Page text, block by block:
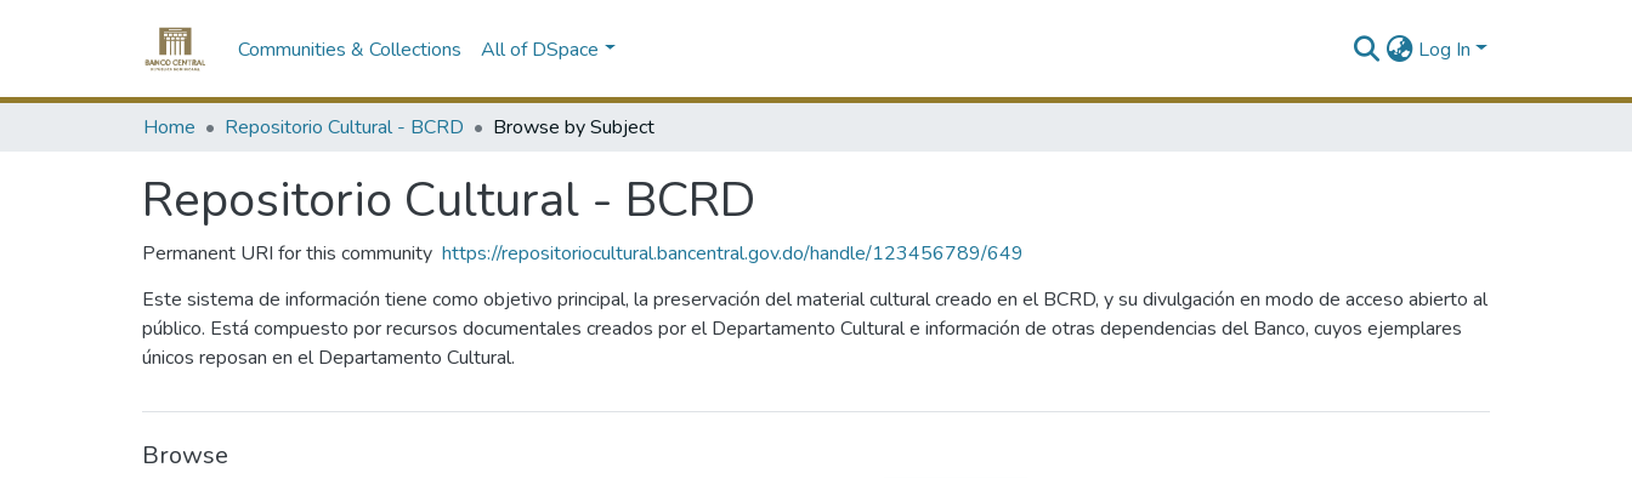
Communities & Collections All of DSpace Log In
Home Repositorio Cultural - BCRD Browse by Subject
Repositorio Cultural - BCRD
Permanent URI for this community https://repositoriocultural.bancentral.gov.do/handle/123456789/649
Este sistema de información tiene como objetivo principal, la preservación del material cultural creado en el BCRD, y su divulgación en modo de acceso abierto al
público. Está compuesto por recursos documentales creados por el Departamento Cultural e información de otras dependencias del Banco, cuyos ejemplares
únicos reposan en el Departamento Cultural.
Browse